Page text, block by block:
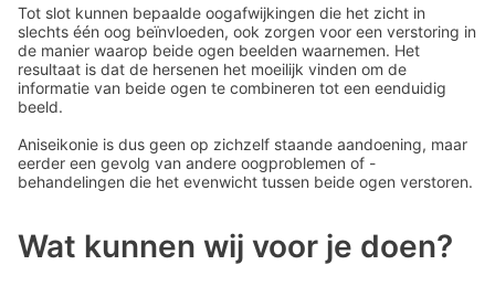
Tot slot kunnen bepaalde oogafwijkingen die het zicht in
slechts één oog beïnvloeden, ook zorgen voor een verstoring in
de manier waarop beide ogen beelden waarnemen. Het
resultaat is dat de hersenen het moeilijk vinden om de
informatie van beide ogen te combineren tot een eenduidig
beeld.
Aniseikonie is dus geen op zichzelf staande aandoening, maar
eerder een gevolg van andere oogproblemen of -
behandelingen die het evenwicht tussen beide ogen verstoren.
Wat kunnen wij voor je doen?